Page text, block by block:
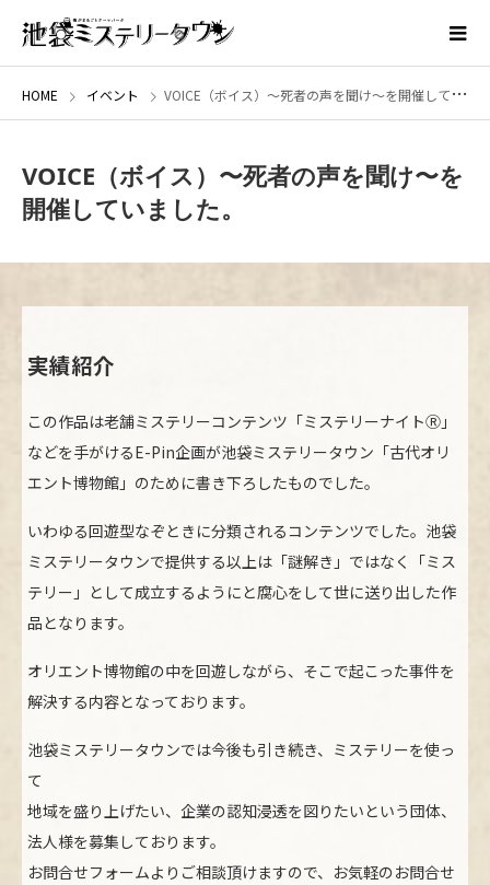
HOME イベント VOICE（ボイス）〜死者の声を聞け〜を開催していました。
VOICE（ボイス）〜死者の声を聞け〜を
開催していました。
実績紹介
この作品は老舗ミステリーコンテンツ「ミステリーナイトⓇ」
などを手がけるE-Pin企画が池袋ミステリータウン「古代オリ
エント博物館」のために書き下ろしたものでした。
いわゆる回遊型なぞときに分類されるコンテンツでした。池袋
ミステリータウンで提供する以上は「謎解き」ではなく「ミス
テリー」として成立するようにと腐心をして世に送り出した作
品となります。
オリエント博物館の中を回遊しながら、そこで起こった事件を
解決する内容となっております。
池袋ミステリータウンでは今後も引き続き、ミステリーを使っ
て
地域を盛り上げたい、企業の認知浸透を図りたいという団体、
法人様を募集しております。
お問合せフォームよりご相談頂けますので、お気軽のお問合せ